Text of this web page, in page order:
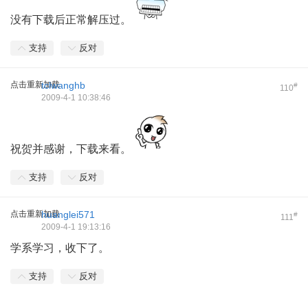
没有下载后正常解压过。
支持 反对
点击重新加载 110#
tclwanghb
2009-4-1 10:38:46
祝贺并感谢，下载来看。
支持 反对
点击重新加载 111#
huanglei571
2009-4-1 19:13:16
学系学习，收下了。
支持 反对